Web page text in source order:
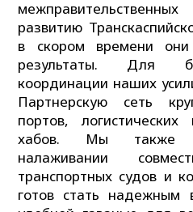
развитию
в скором времени
результаты. Для
координации наших
Партнерскую сеть
портов,
хабов. Мы также
налаживании
транспортных судов и
готов стать